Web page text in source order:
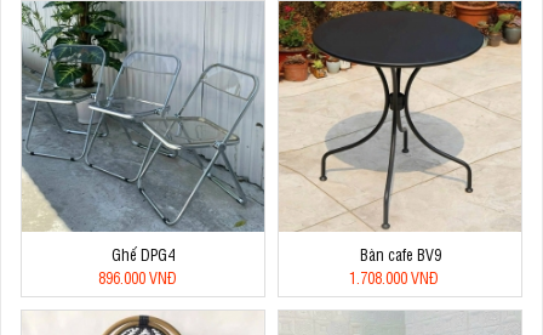
Ghế DPG4
896.000 VNĐ
Bàn cafe BV9
1.708.000 VNĐ